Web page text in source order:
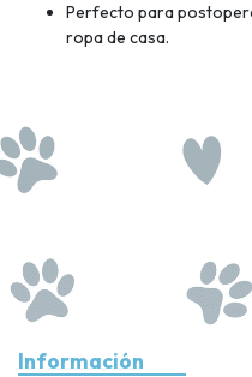
Perfecto para
ropa de casa.
Información